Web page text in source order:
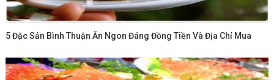
5 Đặc Sản Bình Thuận Ăn Ngon Đáng Đồng Tiền Và Địa Chỉ Mua